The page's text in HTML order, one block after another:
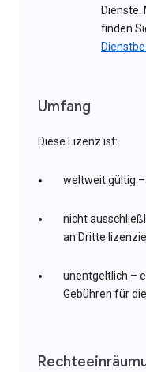
Dienste.
finden
Umfang
Diese Lizenz ist:
weltweit gültig
nicht
an Dritte
unentgeltlich –
Gebühren für